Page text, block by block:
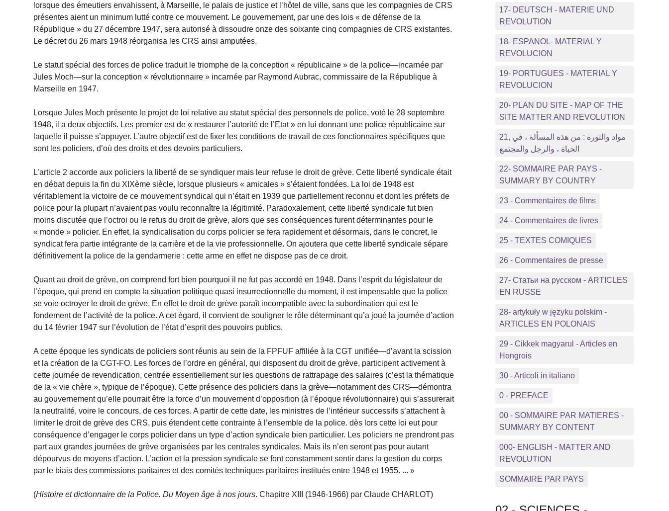
lorsque des émeutiers envahissent, à Marseille, le palais de justice et l’hôtel de ville, sans que les compagnies de CRS
présentes aient un minimum lutté contre ce mouvement. Le gouvernement, par une des lois « de défense de la
République » du 27 décembre 1947, sera autorisé à dissoudre onze des soixante cinq compagnies de CRS existantes.
Le décret du 26 mars 1948 réorganisa les CRS ainsi amputées.
Le statut spécial des forces de police traduit le triomphe de la conception « républicaine » de la police—incarnée par
Jules Moch—sur la conception « révolutionnaire » incarnée par Raymond Aubrac, commissaire de la République à
Marseille en 1947.
Lorsque Jules Moch présente le projet de loi relative au statut spécial des personnels de police, voté le 28 septembre
1948, il a deux objectifs. Les premier est de « restaurer l’autorité de l’Etat » en lui donnant une police républicaine sur
laquelle il puisse s’appuyer. L’autre objectif est de fixer les conditions de travail de ces fonctionnaires spécifiques que
sont les policiers, d’où des droits et des devoirs particuliers.
L’article 2 accorde aux policiers la liberté de se syndiquer mais leur refuse le droit de grève. Cette liberté syndicale était
en débat depuis la fin du XIXème siècle, lorsque plusieurs « amicales » s’étaient fondées. La loi de 1948 est
véritablement la victoire de ce mouvement syndical qui n’était en 1939 que partiellement reconnu et dont les préfets de
police pour la plupart n’avaient pas voulu reconnaître la légitimité. Paradoxalement, cette liberté syndicale fut bien
moins discutée que l’octroi ou le refus du droit de grève, alors que ses conséquences furent déterminantes pour le
« monde » policier. En effet, la syndicalisation du corps policier se fera rapidement et désormais, dans le concret, le
syndicat fera partie intégrante de la carrière et de la vie professionnelle. On ajoutera que cette liberté syndicale sépare
définitivement la police de la gendarmerie : cette arme en effet ne dispose pas de ce droit.
Quant au droit de grève, on comprend fort bien pourquoi il ne fut pas accordé en 1948. Dans l’esprit du législateur de
l’époque, qui prend en compte la situation politique quasi insurrectionnelle du moment, il est impensable que la police
se voie octroyer le droit de grève. En effet le droit de grève paraît incompatible avec la subordination qui est le
fondement de l’activité de la police. A cet égard, il convient de souligner le rôle déterminant qu’a joué la journée d’action
du 14 février 1947 sur l’évolution de l’état d’esprit des pouvoirs publics.
A cette époque les syndicats de policiers sont réunis au sein de la FPFUF affiliée à la CGT unifiée—d’avant la scission
et la création de la CGT-FO. Les forces de l’ordre en général, qui disposent du droit de grève, participent activement à
cette journée de revendication, centrée essentiellement sur les questions de rattrapage des salaires (c’est la thématique
de la « vie chère », typique de l’époque). Cette présence des policiers dans la grève—notamment des CRS—démontra
au gouvernement qu’elle pourrait être la force d’un mouvement d’opposition (à l’époque révolutionnaire) qui s’assurerait
la neutralité, voire le concours, de ces forces. A partir de cette date, les ministres de l’intérieur successifs s’attachent à
limiter le droit de grève des CRS, puis étendent cette contrainte à l’ensemble de la police. dès lors cette loi eut pour
conséquence d’engager le corps policier dans un type d’action syndicale bien particulier. Les policiers ne prendront pas
part aux grandes journées de grève organisées par les centrales syndicales. Mais ils n’en seront pas pour autant
dépourvus de moyens d’action. L’action et la pression syndicale se font constamment sentir dans la gestion du corps
par le biais des commissions paritaires et des comités techniques paritaires institués entre 1948 et 1955. ... »
(Histoire et dictionnaire de la Police. Du Moyen âge à nos jours. Chapitre XIII (1946-1966) par Claude CHARLOT)
17- DEUTSCH - MATERIE UND
REVOLUTION
18- ESPANOL- MATERIAL Y
REVOLUCION
19- PORTUGUES - MATERIAL Y
REVOLUCION
20- PLAN DU SITE - MAP OF THE
SITE MATTER AND REVOLUTION
21, مواد والثورة : من هذه المسألة ، في
الحياة ، والرجل والمجتمع
22- SOMMAIRE PAR PAYS -
SUMMARY BY COUNTRY
23 - Commentaires de films
24 - Commentaires de livres
25 - TEXTES COMIQUES
26 - Commentaires de presse
27- Статьи на русском - ARTICLES
EN RUSSE
28- artykuły w języku polskim -
ARTICLES EN POLONAIS
29 - Cikkek magyarul - Articles en
Hongrois
30 - Articoli in italiano
0 - PREFACE
00 - SOMMAIRE PAR MATIERES -
SUMMARY BY CONTENT
000- ENGLISH - MATTER AND
REVOLUTION
SOMMAIRE PAR PAYS